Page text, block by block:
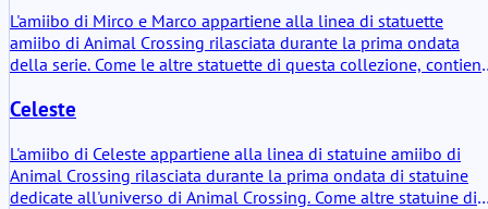
cambia. Le ristampe non sono quindi nuove edizioni. Sono
in circolazione.
L'amiibo di Mirco e Marco appartiene alla linea di statuette
amiibo di Animal Crossing rilasciata durante la prima ondata
della serie. Come le altre statuette di questa collezione,
Nintendo compatibili. Scansionare la statuetta non cambia
interazioni relative ai personaggi. Il valore di questo amiibo
risiede principalmente nella sua capacità di evocare i gemelli
negozianti nei titoli supportati e di sbloccare piccoli elementi a
Celeste
L'amiibo di Celeste appartiene alla linea di statuine amiibo di
Animal Crossing rilasciata durante la prima ondata di statuine
dedicate all'universo di Animal Crossing. Come altre statuine di